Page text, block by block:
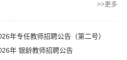
年专任教师招聘公告（第二号）
年 银龄教师招聘公告
>>更多